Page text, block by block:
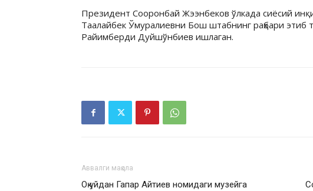
Президент Сооронбай Жээнбеков ўлкада сиёсий
Таалайбек Ўмуралиевни Бош штабнинг раҳбари этиб
Райимберди Дуйшўнбиев ишлаган.
Аввалги мақола
Оқ уйдан Гапар Айтиев номидаги музейга